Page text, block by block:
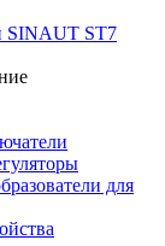
SINAUT ST7
для